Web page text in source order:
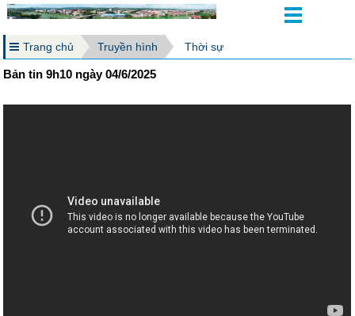
Trang chủ Truyền hình Thời sự
Bản tin 9h10 ngày 04/6/2025